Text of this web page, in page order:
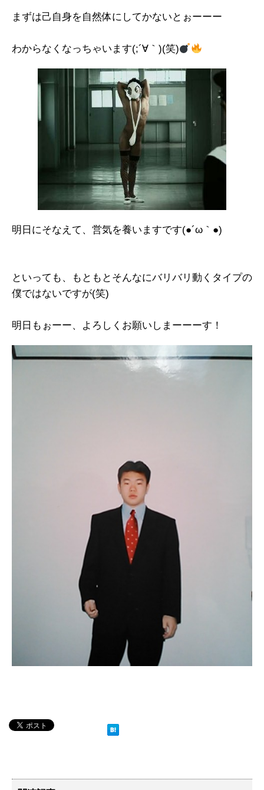
まずは己自身を自然体にしてかないとぉーーー
わからなくなっちゃいます(;´∀｀)(笑)
明日にそなえて、営気を養いますです(●´ω｀●)
といっても、もともとそんなにバリバリ動くタイプの
僕ではないですが(笑)
明日もぉーー、よろしくお願いしまーーーす！